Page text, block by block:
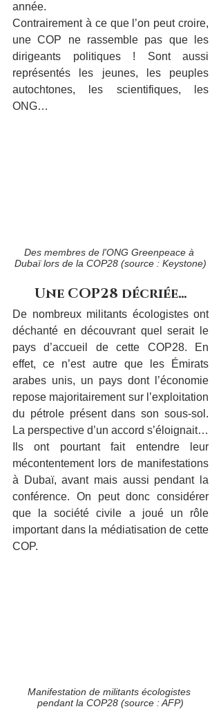
année.
Contrairement à ce que l’on peut croire,
une COP ne rassemble pas que les
dirigeants politiques ! Sont aussi
représentés les jeunes, les peuples
autochtones, les scientifiques, les
ONG…
Des membres de l'ONG Greenpeace à
Dubaï lors de la COP28 (source : Keystone)
Une COP28 décriée…
De nombreux militants écologistes ont
déchanté en découvrant quel serait le
pays d’accueil de cette COP28. En
effet, ce n’est autre que les Émirats
arabes unis, un pays dont l’économie
repose majoritairement sur l’exploitation
du pétrole présent dans son sous-sol.
La perspective d’un accord s’éloignait…
Ils ont pourtant fait entendre leur
mécontentement lors de manifestations
à Dubaï, avant mais aussi pendant la
conférence. On peut donc considérer
que la société civile a joué un rôle
important dans la médiatisation de cette
COP.
Manifestation de militants écologistes
pendant la COP28 (source : AFP)